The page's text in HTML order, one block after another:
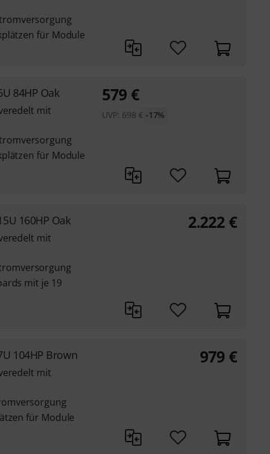
für Module
84HP Oak
mit
für Module
579 €
UVP: 698 € -17%
160HP Oak
mit
mit je 19
2.222 €
104HP Brown
mit
für Module
979 €